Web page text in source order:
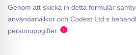
Genom att skicka in detta formulär
användarvillkor och Codest Ltd:s
personuppgifter.